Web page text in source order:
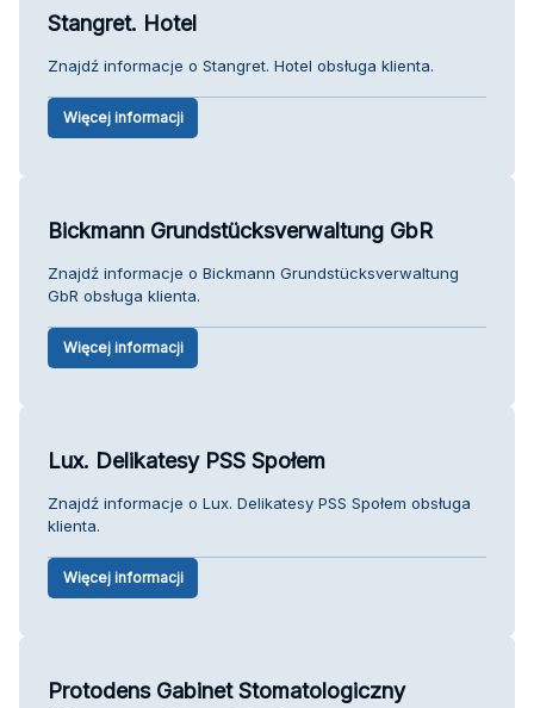
Stangret. Hotel
Znajdź informacje o Stangret. Hotel obsługa klienta.
Więcej informacji
Bickmann Grundstücksverwaltung GbR
Znajdź informacje o Bickmann Grundstücksverwaltung
GbR obsługa klienta.
Więcej informacji
Lux. Delikatesy PSS Społem
Znajdź informacje o Lux. Delikatesy PSS Społem obsługa
klienta.
Więcej informacji
Protodens Gabinet Stomatologiczny